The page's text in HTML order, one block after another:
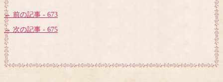
← 前の記事 - 673
→ 次の記事 - 675